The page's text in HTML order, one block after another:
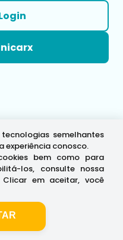
semelhantes
experiência conosco.
bem como para
los, consulte nossa
em aceitar, você